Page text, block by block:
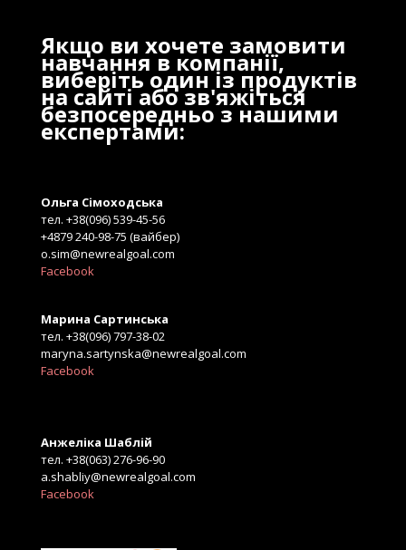
Якщо ви хочете замовити
навчання в компанії,
виберіть один із продуктів
на сайті або зв'яжіться
безпосередньо з нашими
експертами:
Ольга Сімоходська
тел. +38(096) 539-45-56
+4879 240-98-75 (вайбер)
o.sim@newrealgoal.com
Facebook
Марина Сартинська
тел. +38(096) 797-38-02
maryna.sartynska@newrealgoal.com
Facebook
Анжеліка Шаблій
тел. +38(063) 276-96-90
a.shabliy@newrealgoal.com
Facebook